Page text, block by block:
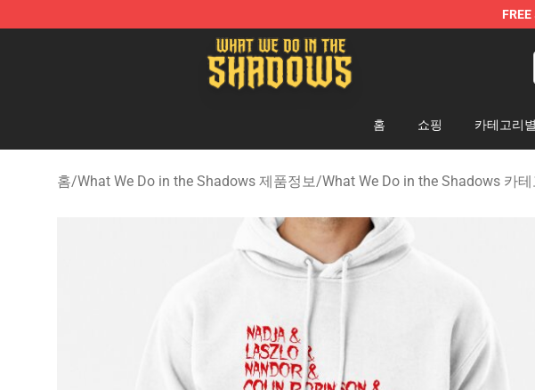
FREE
What We Do in the Shadows Shop - Official What We Do in the Shadows
홈 쇼핑 카테고리
홈/What We Do in the Shadows 제품정보/What We Do in the Shadows 카테